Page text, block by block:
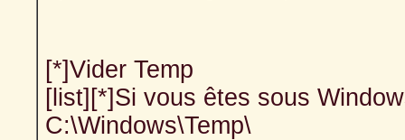
[*]Vider Temp
[list][*]Si vous êtes sous
C:\Windows\Temp\